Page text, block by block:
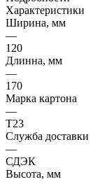
Характеристики
Ширина, мм
—
120
Длинна, мм
—
170
Марка картона
—
Т23
Служба доставки
—
СДЭК
Высота, мм